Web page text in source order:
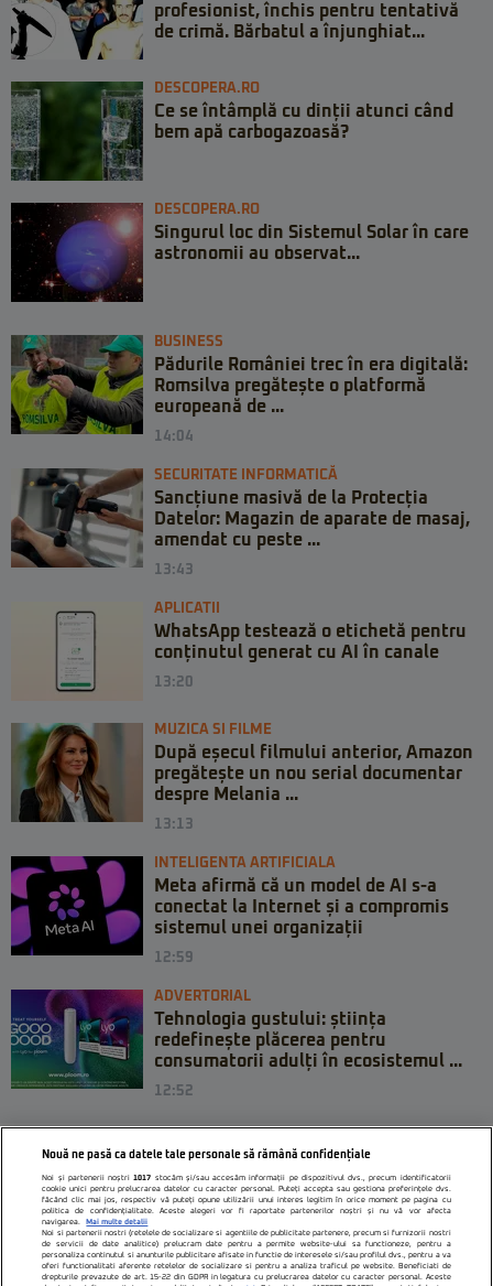
profesionist, închis pentru tentativă
de crimă. Bărbatul a înjunghiat...
DESCOPERA.RO
Ce se întâmplă cu dinții atunci când
bem apă carbogazoasă?
DESCOPERA.RO
Singurul loc din Sistemul Solar în care
astronomii au observat...
BUSINESS
Pădurile României trec în era digitală:
Romsilva pregătește o platformă
europeană de ...
14:04
SECURITATE INFORMATICĂ
Sancțiune masivă de la Protecția
Datelor: Magazin de aparate de masaj,
amendat cu peste ...
13:43
APLICATII
WhatsApp testează o etichetă pentru
conținutul generat cu AI în canale
13:20
MUZICA SI FILME
După eșecul filmului anterior, Amazon
pregătește un nou serial documentar
despre Melania ...
13:13
INTELIGENTA ARTIFICIALA
Meta afirmă că un model de AI s-a
conectat la Internet și a compromis
sistemul unei organizații
12:59
ADVERTORIAL
Tehnologia gustului: știința
redefinește plăcerea pentru
consumatorii adulți în ecosistemul ...
12:52
Nouă ne pasă ca datele tale personale să rămână confidențiale
Noi și partenerii noștri1017 stocăm și/sau accesăm informații pe dispozitivul dvs., precum identificatorii
cookie unici pentru prelucrarea datelor cu caracter personal. Puteți accepta sau gestiona preferințele dvs.
făcând clic mai jos, respectiv vă puteți opune utilizării unui interes legitim în orice moment pe pagina cu
politica de confidențialitate. Aceste alegeri vor fi raportate partenerilor noștri și nu vă vor afecta
navigarea.
Mai multe detalii
Noi si partenerii nostri (retelele de socializare si agentiile de publicitate partenere, precum si furnizorii nostri
de servicii de date analitice) prelucram date pentru a permite website-ului sa functioneze, pentru a
personaliza continutul si anunturile publicitare afisate in functie de interesele si/sau profilul dvs., pentru a va
oferi functionalitati aferente retelelor de socializare si pentru a analiza traficul pe website. Beneficiati de
drepturile prevazute de art. 15-22 din GDPR in legatura cu prelucrarea datelor cu caracter personal. Aceste